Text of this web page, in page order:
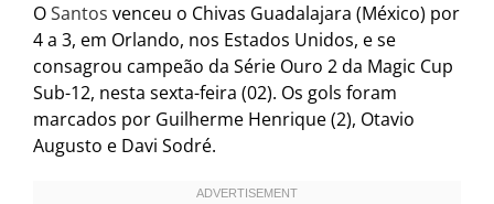
OSantos venceu o Chivas Guadalajara (México) por
4 a 3, em Orlando, nos Estados Unidos, e se
consagrou campeão da Série Ouro 2 da Magic Cup
Sub-12, nesta sexta-feira (02). Os gols foram
marcados por Guilherme Henrique (2), Otavio
Augusto e Davi Sodré.